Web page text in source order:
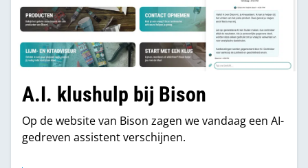
A.I. klushulp bij Bison
Op de website van Bison zagen we vandaag een AI-
gedreven assistent verschijnen.